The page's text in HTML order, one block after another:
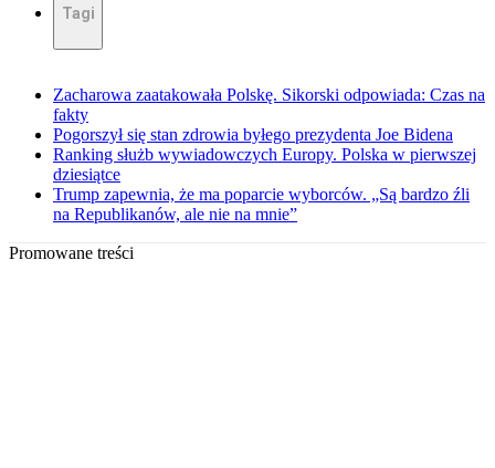
Tagi
Zacharowa zaatakowała Polskę. Sikorski odpowiada: Czas na
fakty
Pogorszył się stan zdrowia byłego prezydenta Joe Bidena
Ranking służb wywiadowczych Europy. Polska w pierwszej
dziesiątce
Trump zapewnia, że ma poparcie wyborców. „Są bardzo źli
na Republikanów, ale nie na mnie”
Promowane treści